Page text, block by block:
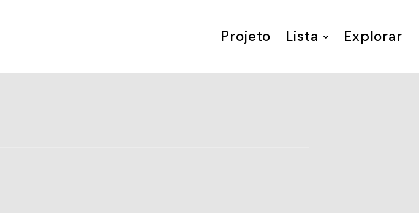
Projeto Lista Explorar